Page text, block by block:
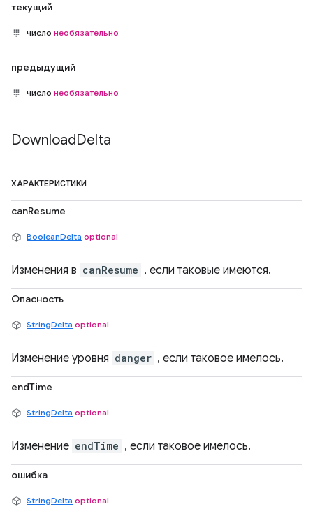
текущий
число необязательно
предыдущий
число необязательно
DownloadDelta
ХАРАКТЕРИСТИКИ
canResume
BooleanDelta optional
Изменения в canResume , если таковые имеются.
Опасность
StringDelta optional
Изменение уровня danger , если таковое имелось.
endTime
StringDelta optional
Изменение endTime , если таковое имелось.
ошибка
StringDelta optional